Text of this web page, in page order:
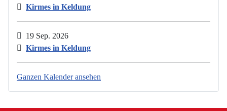
Kirmes in Keldung
19 Sep. 2026
Kirmes in Keldung
Ganzen Kalender ansehen